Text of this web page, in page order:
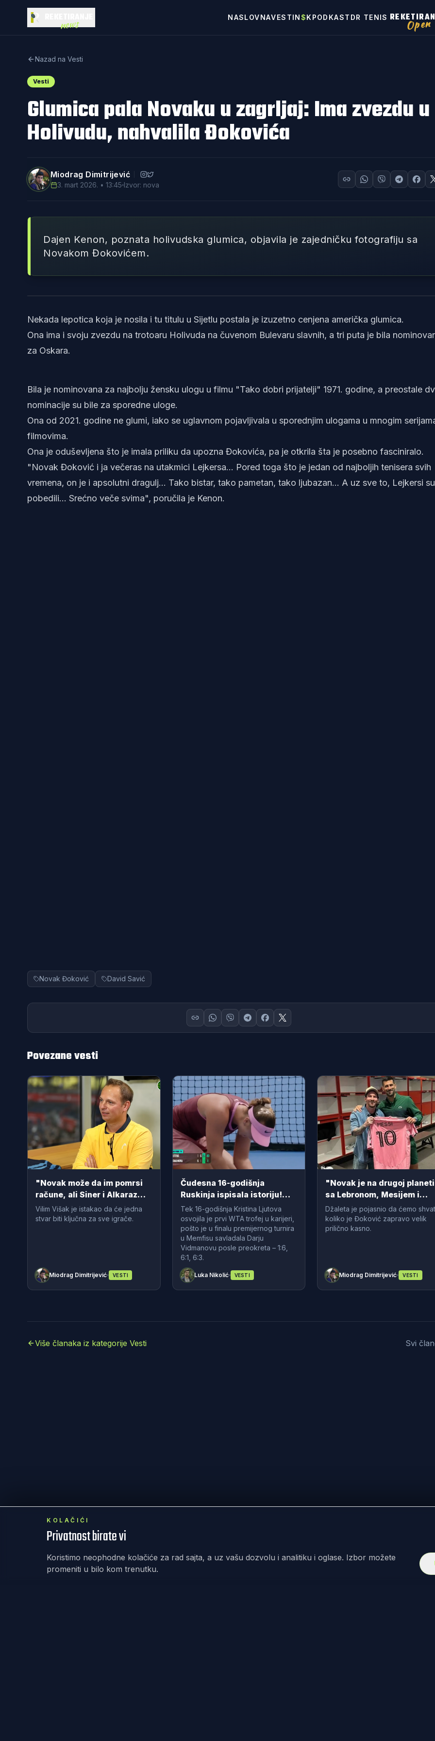
news NASLOVNAVESTIN$K PODKAST DR TENIS Open
Nazad na Vesti
Vesti
Glumica pala Novaku u zagrljaj: Ima zvezdu u
Holivudu, nahvalila Đokovića
Miodrag Dimitrijević
3. mart 2026. • 13:45 Izvor: nova
Dajen Kenon, poznata holivudska glumica, objavila je zajedničku fotografiju sa
Novakom Đokovićem.
Nekada lepotica koja je nosila i tu titulu u Sijetlu postala je izuzetno cenjena američka glumica.
Ona ima i svoju zvezdu na trotoaru Holivuda na čuvenom Bulevaru slavnih, a tri puta je bila
za Oskara.
Bila je nominovana za najbolju žensku ulogu u filmu "Tako dobri prijatelji" 1971. godine, a preostale
nominacije su bile za sporedne uloge.
Ona od 2021. godine ne glumi, iako se uglavnom pojavljivala u sporednjim ulogama u mnogim
filmovima.
Ona je oduševljena što je imala priliku da upozna Đokovića, pa je otkrila šta je posebno fasciniralo.
"Novak Đoković i ja večeras na utakmici Lejkersa… Pored toga što je jedan od najboljih tenisera svih
vremena, on je i apsolutni dragulj… Tako bistar, tako pametan, tako ljubazan… A uz sve to, Lejkersi su
pobedili… Srećno veče svima", poručila je Kenon.
Novak Đoković David Savić
Povezane vesti
"Novak može da im pomrsi
račune, ali Siner i Alkaraz
baš odskaču": Poznati trener
analizirao teniskih vrh
Vilim Višak je istakao da će jedna
stvar biti ključna za sve igrače.
Miodrag Dimitrijević VESTI
Čudesna 16-godišnja
Ruskinja ispisala istoriju!
(VIDEO)
Tek 16-godišnja Kristina Ljutova
osvojila je prvi WTA trofej u karijeri,
pošto je u finalu premijernog turnira
u Memfisu savladala Darju
Vidmanovu posle preokreta – 1:6,
6:1, 6:3.
Luka Nikolić VESTI
"Novak je na drugoj planeti
sa Lebronom, Mesijem i
Brejdijem": Bivši teniser
pojasnio veličinu Đokovića
Džaleta je pojasnio da ćemo
koliko je Đoković zapravo velik
prilično kasno.
Miodrag Dimitrijević VESTI
Više članaka iz kategorije Vesti Svi
KOLAČIĆI
Privatnost birate vi
Koristimo neophodne kolačiće za rad sajta, a uz vašu dozvolu i analitiku i oglase. Izbor možete
promeniti u bilo kom trenutku.